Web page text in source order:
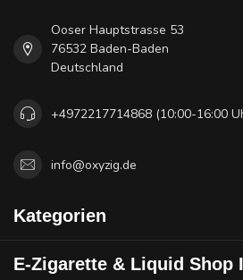
Ooser Hauptstrasse 53
76532 Baden-Baden
Deutschland
+4972217714868 (10:00-16:00
info@oxyzig.de
Kategorien
E-Zigarette & Liquid Shop